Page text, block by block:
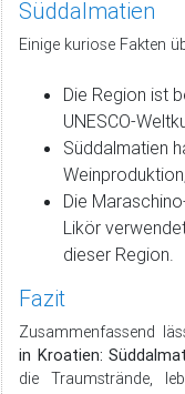
Süddalmatien
Einige kuriose Fakten
Die Region ist
UNESCO-
Süddalmatien
Die
Likör
dieser Region.
Fazit
Zusammenfassend
in Kroatien:
die Traumstrände,